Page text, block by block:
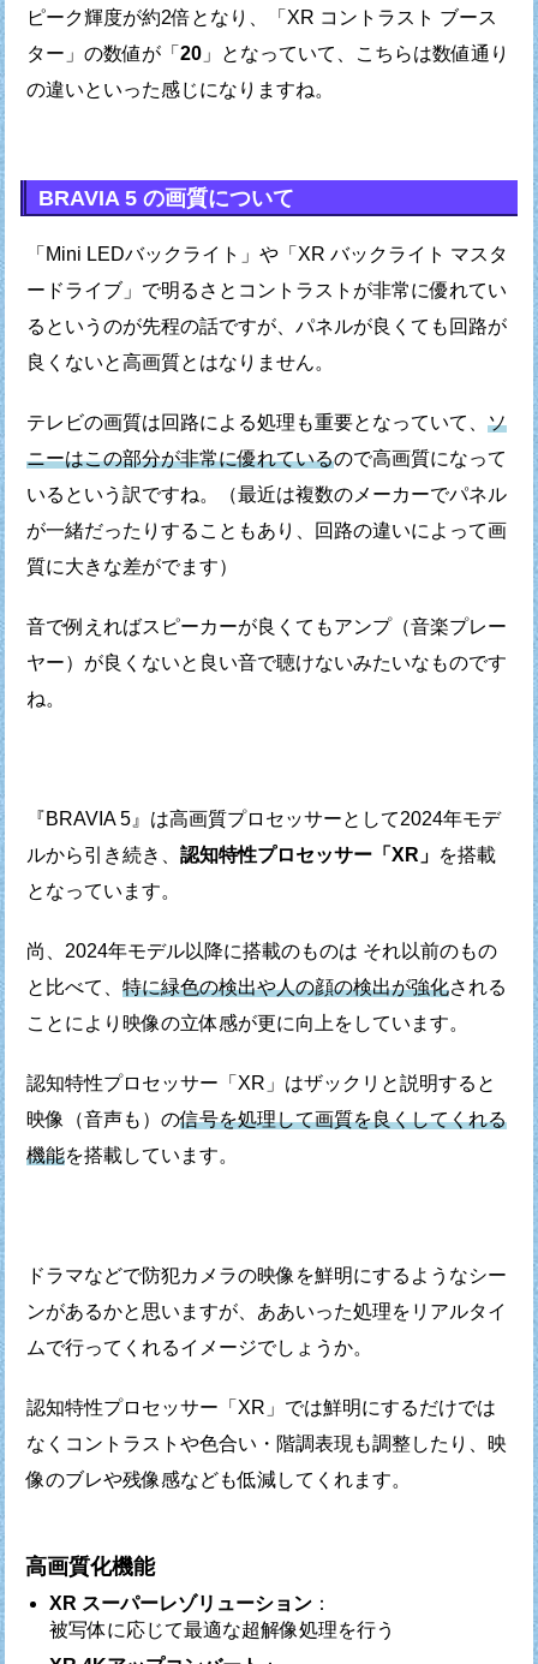
ピーク輝度が約2倍となり、
「XR コントラスト ブース
ター」の数値が「 20」となっていて、
こちらは数値通り
の違いといった感じになりますね。
BRAVIA 5 の画質について
「Mini LEDバックライト」や「XR バックライト マスタ
ードライブ」で明るさとコントラストが非常に優れてい
るというのが先程の話ですが、 パネルが良くても回路が
良くないと高画質とはなりません。
テレビの画質は回路による処理も重要となっていて、 ソ
ニーはこの部分が非常に優れているので高画質になって
いるという訳ですね。
（最近は複数のメーカーでパネル
が一緒だったりすることもあり、
回路の違いによって画
質に大きな差がでます）
音で例えればスピーカーが良くてもアンプ（音楽プレー
ヤー）が良くないと良い音で聴けないみたいなものです
ね。
『BRAVIA 5』は高画質プロセッサーとして2024年モデ
ルから引き続き、 認知特性プロセッサー「XR」 を搭載
となっています。
尚、2024年モデル以降に搭載のものは それ以前のもの
と比べて、 特に緑色の検出や人の顔の検出が強化される
ことにより 映像の立体感が更に向上をしています。
認知特性プロセッサー「XR」はザックリと説明すると
映像（音声も）の信号を処理して画質を良くしてくれる
機能を搭載しています。
ドラマなどで防犯カメラの映像を鮮明にするようなシー
ンがあるかと思いますが、ああいった処理を リアルタイ
ムで行ってくれるイメージでしょうか。
認知特性プロセッサー「XR」では鮮明にするだけでは
なく コントラストや色合い・階調表現も調整したり、 映
像のブレや残像感なども低減してくれます。
高画質化機能
XR スーパーレゾリューション ：
被写体に応じて最適な超解像処理を行う